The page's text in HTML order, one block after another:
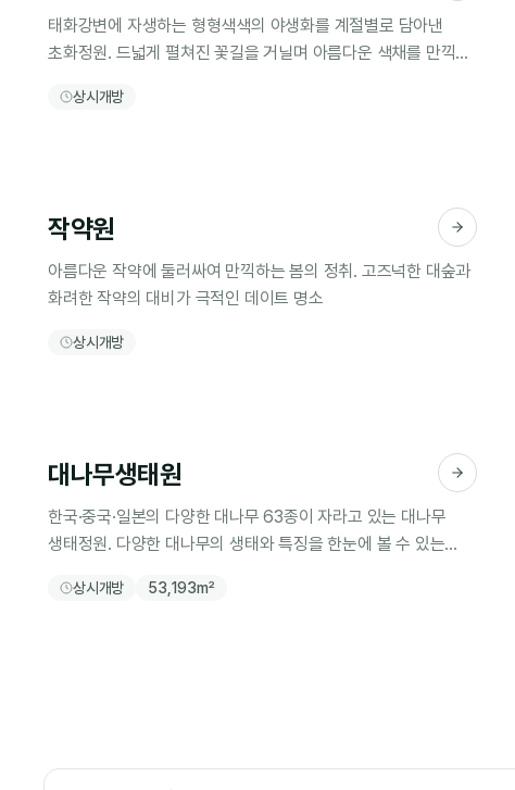
태화강변에 자생하는 형형색색의 야생화를 계절별로 담아낸
초화정원. 드넓게 펼쳐진 꽃길을 거닐며 아름다운 색채를 만끽할
상시개방
작약원
아름다운 작약에 둘러싸여 만끽하는 봄의 정취. 고즈넉한 대숲과
화려한 작약의 대비가 극적인 데이트 명소
상시개방
대나무생태원
한국·중국·일본의 다양한 대나무 63종이 자라고 있는 대나무
생태정원. 다양한 대나무의 생태와 특징을 한눈에 볼 수 있는
상시개방 53,193m²